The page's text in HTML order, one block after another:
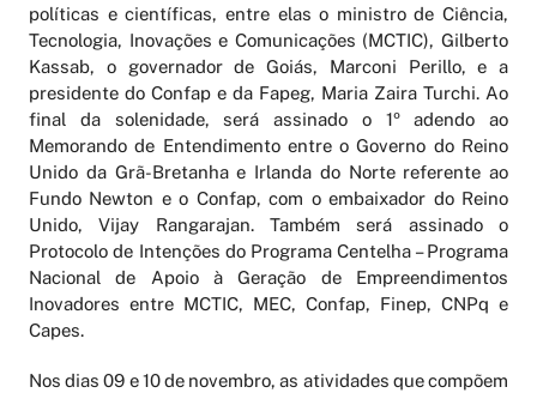
políticas e científicas, entre elas o ministro de Ciência,
Tecnologia, Inovações e Comunicações (MCTIC), Gilberto
Kassab, o governador de Goiás, Marconi Perillo, e a
presidente do Confap e da Fapeg, Maria Zaira Turchi. Ao
final da solenidade, será assinado o 1º adendo ao
Memorando de Entendimento entre o Governo do Reino
Unido da Grã-Bretanha e Irlanda do Norte referente ao
Fundo Newton e o Confap, com o embaixador do Reino
Unido, Vijay Rangarajan. Também será assinado o
Protocolo de Intenções do Programa Centelha – Programa
Nacional de Apoio à Geração de Empreendimentos
Inovadores entre MCTIC, MEC, Confap, Finep, CNPq e
Capes.
Nos dias 09 e 10 de novembro, as atividades que compõem